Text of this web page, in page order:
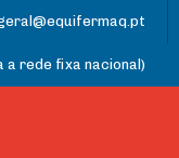
a rede fixa nacional)